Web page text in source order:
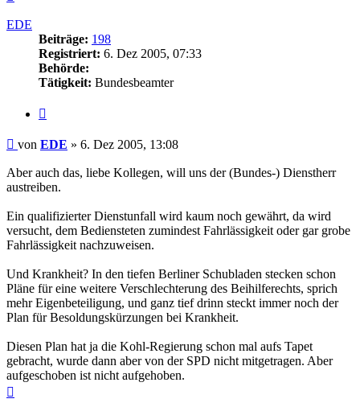
EDE
Beiträge: 198
Registriert: 6. Dez 2005, 07:33
Behörde:
Tätigkeit: Bundesbeamter
Beitrag
von EDE » 6. Dez 2005, 13:08
Aber auch das, liebe Kollegen, will uns der (Bundes-) Dienstherr
austreiben.
Ein qualifizierter Dienstunfall wird kaum noch gewährt, da wird
versucht, dem Bediensteten zumindest Fahrlässigkeit oder gar grobe
Fahrlässigkeit nachzuweisen.
Und Krankheit? In den tiefen Berliner Schubladen stecken schon
Pläne für eine weitere Verschlechterung des Beihilferechts, sprich
mehr Eigenbeteiligung, und ganz tief drinn steckt immer noch der
Plan für Besoldungskürzungen bei Krankheit.
Diesen Plan hat ja die Kohl-Regierung schon mal aufs Tapet
gebracht, wurde dann aber von der SPD nicht mitgetragen. Aber
aufgeschoben ist nicht aufgehoben.